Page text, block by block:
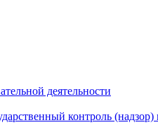
деятельности
контроль (надзор)